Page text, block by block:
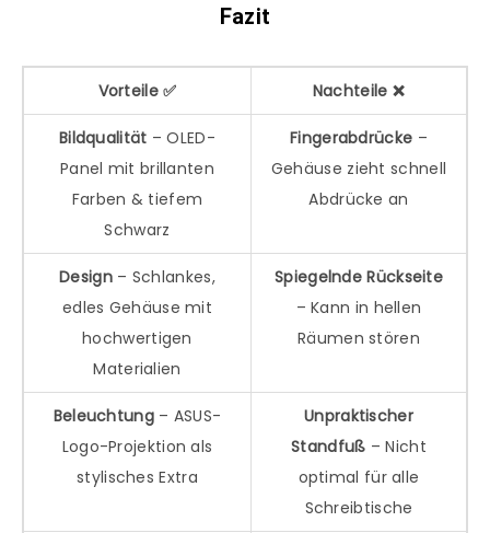
Fazit
Vorteile ✅ Nachteile ❌
Bildqualität – OLED-
Panel mit brillanten
Farben & tiefem
Schwarz
Fingerabdrücke –
Gehäuse zieht schnell
Abdrücke an
Design– Schlankes,
edles Gehäuse mit
hochwertigen
Materialien
Spiegelnde Rückseite
– Kann in hellen
Räumen stören
Beleuchtung– ASUS-
Logo-Projektion als
stylisches Extra
Unpraktischer
Standfuß – Nicht
optimal für alle
Schreibtische